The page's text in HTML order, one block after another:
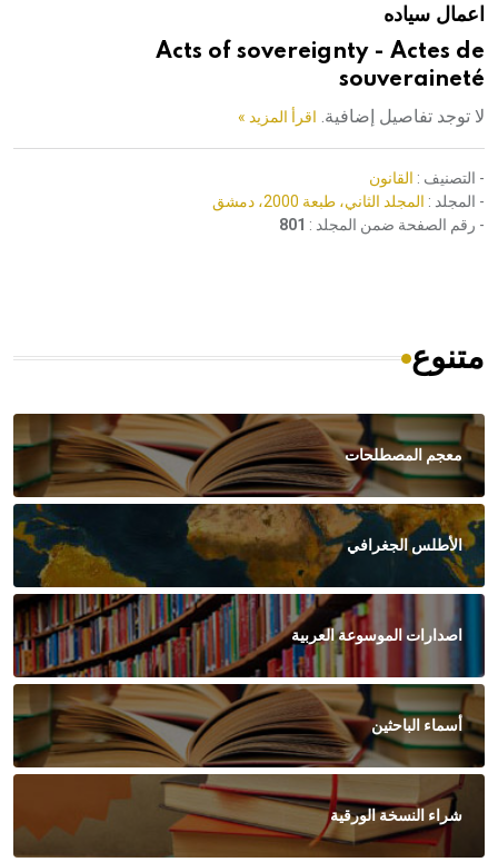
هيئة الموسوعة العربية تطلق موسوعات جديدة في عام 2026اعمال سياده
Acts of sovereignty - Actes de
souveraineté
لا توجد تفاصيل إضافية. اقرأ المزيد »
- التصنيف : القانون
- المجلد : المجلد الثاني، طبعة 2000، دمشق
- رقم الصفحة ضمن المجلد : 801
متنوع
معجم المصطلحات
الأطلس الجغرافي
اصدارات الموسوعة العربية
أسماء الباحثين
شراء النسخة الورقية